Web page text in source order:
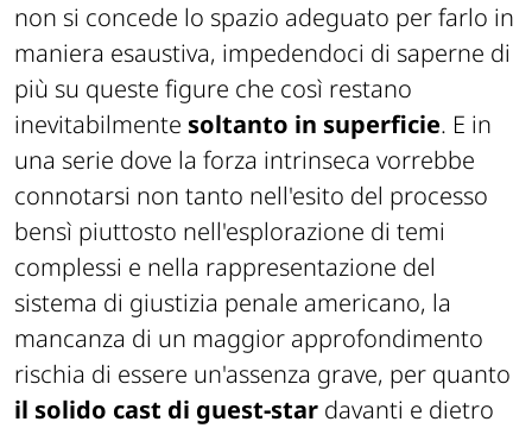
non si concede lo spazio adeguato per farlo in
maniera esaustiva, impedendoci di saperne di
più su queste figure che così restano
inevitabilmente soltanto in superficie. E in
una serie dove la forza intrinseca vorrebbe
connotarsi non tanto nell'esito del processo
bensì piuttosto nell'esplorazione di temi
complessi e nella rappresentazione del
sistema di giustizia penale americano, la
mancanza di un maggior approfondimento
rischia di essere un'assenza grave, per quanto
il solido cast di guest-star davanti e dietro